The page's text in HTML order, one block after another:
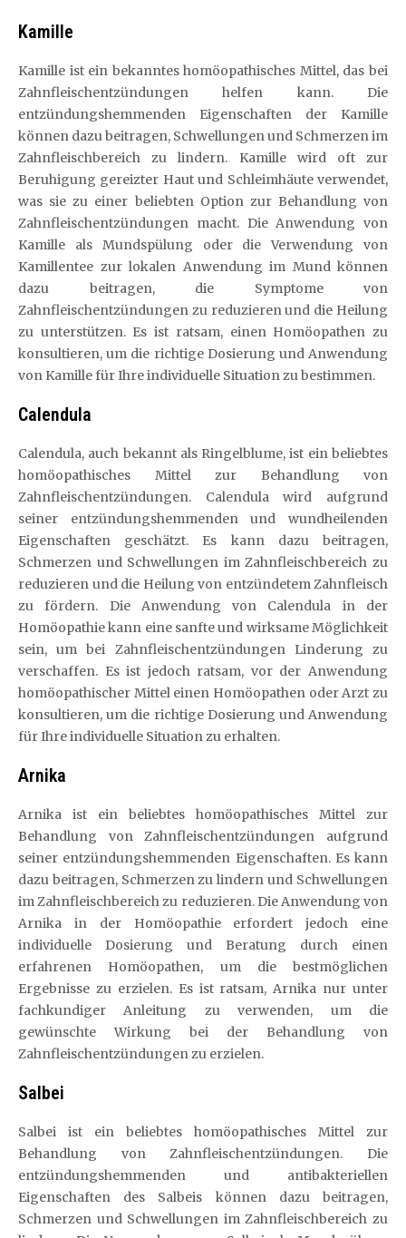
Kamille
Kamille ist ein bekanntes homöopathisches Mittel, das bei
Zahnfleischentzündungen helfen kann. Die
entzündungshemmenden Eigenschaften der Kamille
können dazu beitragen, Schwellungen und Schmerzen im
Zahnfleischbereich zu lindern. Kamille wird oft zur
Beruhigung gereizter Haut und Schleimhäute verwendet,
was sie zu einer beliebten Option zur Behandlung von
Zahnfleischentzündungen macht. Die Anwendung von
Kamille als Mundspülung oder die Verwendung von
Kamillentee zur lokalen Anwendung im Mund können
dazu beitragen, die Symptome von
Zahnfleischentzündungen zu reduzieren und die Heilung
zu unterstützen. Es ist ratsam, einen Homöopathen zu
konsultieren, um die richtige Dosierung und Anwendung
von Kamille für Ihre individuelle Situation zu bestimmen.
Calendula
Calendula, auch bekannt als Ringelblume, ist ein beliebtes
homöopathisches Mittel zur Behandlung von
Zahnfleischentzündungen. Calendula wird aufgrund
seiner entzündungshemmenden und wundheilenden
Eigenschaften geschätzt. Es kann dazu beitragen,
Schmerzen und Schwellungen im Zahnfleischbereich zu
reduzieren und die Heilung von entzündetem Zahnfleisch
zu fördern. Die Anwendung von Calendula in der
Homöopathie kann eine sanfte und wirksame Möglichkeit
sein, um bei Zahnfleischentzündungen Linderung zu
verschaffen. Es ist jedoch ratsam, vor der Anwendung
homöopathischer Mittel einen Homöopathen oder Arzt zu
konsultieren, um die richtige Dosierung und Anwendung
für Ihre individuelle Situation zu erhalten.
Arnika
Arnika ist ein beliebtes homöopathisches Mittel zur
Behandlung von Zahnfleischentzündungen aufgrund
seiner entzündungshemmenden Eigenschaften. Es kann
dazu beitragen, Schmerzen zu lindern und Schwellungen
im Zahnfleischbereich zu reduzieren. Die Anwendung von
Arnika in der Homöopathie erfordert jedoch eine
individuelle Dosierung und Beratung durch einen
erfahrenen Homöopathen, um die bestmöglichen
Ergebnisse zu erzielen. Es ist ratsam, Arnika nur unter
fachkundiger Anleitung zu verwenden, um die
gewünschte Wirkung bei der Behandlung von
Zahnfleischentzündungen zu erzielen.
Salbei
Salbei ist ein beliebtes homöopathisches Mittel zur
Behandlung von Zahnfleischentzündungen. Die
entzündungshemmenden und antibakteriellen
Eigenschaften des Salbeis können dazu beitragen,
Schmerzen und Schwellungen im Zahnfleischbereich zu